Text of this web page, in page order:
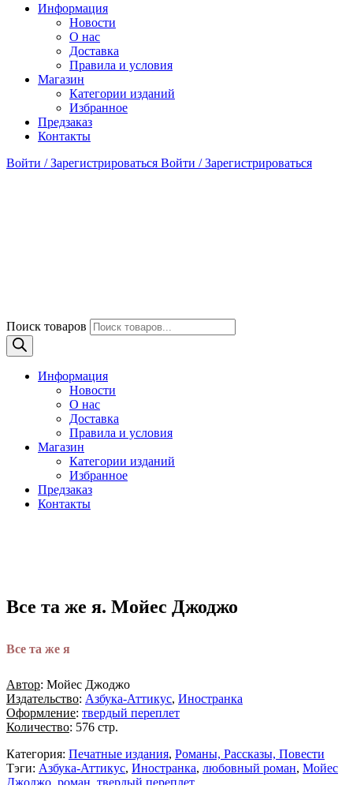
Информация
Новости
О нас
Доставка
Правила и условия
Магазин
Категории изданий
Избранное
Предзаказ
Контакты
Войти / Зарегистрироваться Войти / Зарегистрироваться
Поиск товаров
Информация
Новости
О нас
Доставка
Правила и условия
Магазин
Категории изданий
Избранное
Предзаказ
Контакты
Все та же я. Мойес Джоджо
Все та же я
Автор: Мойес Джоджо
Издательство: Азбука-Аттикус, Иностранка
Оформление: твердый переплет
Количество: 576 стр.
Категория: Печатные издания, Романы, Рассказы, Повести
Тэги: Азбука-Аттикус, Иностранка, любовный роман, Мойес